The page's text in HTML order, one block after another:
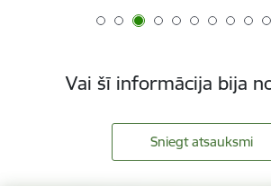
Vai šī informācija bija
Sniegt atsauksmi